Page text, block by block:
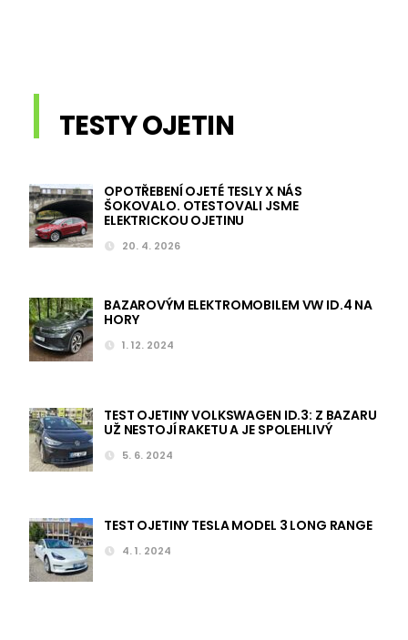
TESTY OJETIN
OPOTŘEBENÍ OJETÉ TESLY X NÁS
ŠOKOVALO. OTESTOVALI JSME
ELEKTRICKOU OJETINU
20. 4. 2026
BAZAROVÝM ELEKTROMOBILEM VW ID.4 NA
HORY
1. 12. 2024
TEST OJETINY VOLKSWAGEN ID.3: Z BAZARU
UŽ NESTOJÍ RAKETU A JE SPOLEHLIVÝ
5. 6. 2024
TEST OJETINY TESLA MODEL 3 LONG RANGE
4. 1. 2024